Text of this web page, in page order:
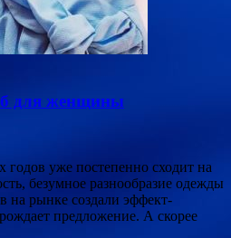
для женщины
годов уже постепенно сходит на
безумное разнообразие одежды
на рынке создали эффект-
предложение. А скорее